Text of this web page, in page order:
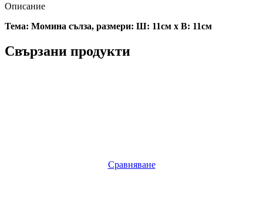
Описание
Тема: Момина сълза, размери: Ш: 11см х В: 11см
Свързани продукти
Сравняване